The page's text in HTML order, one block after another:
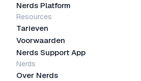
Nerds Platform
Resources
Tarieven
Voorwaarden
Nerds Support App
Nerds
Over Nerds